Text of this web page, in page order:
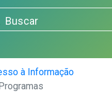
à Informação